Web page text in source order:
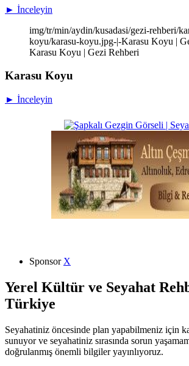
► İnceleyin
img/tr/min/aydin/kusadasi/gezi-rehberi/
koyu/karasu-koyu.jpg-|-Karasu Koyu |
Karasu Koyu | Gezi Rehberi
Karasu Koyu
► İnceleyin
Sponsor X
Yerel Kültür ve Seyahat
Türkiye
Seyahatiniz öncesinde plan yapabilmeniz için
sunuyor ve seyahatiniz sırasında sorun
doğrulanmış önemli bilgiler yayınlıyoruz.